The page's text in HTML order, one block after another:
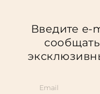
Введите e-